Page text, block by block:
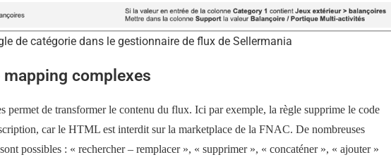
de catégorie dans le gestionnaire de flux de Sellermania
mapping complexes
permet de transformer le contenu du flux. Ici par exemple, la règle supprime le code
car le HTML est interdit sur la marketplace de la FNAC. De nombreuses
possibles : « rechercher – remplacer », « supprimer », « concaténer », « ajouter »